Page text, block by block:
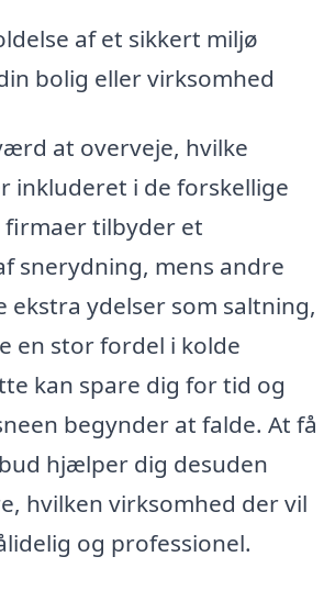
af et sikkert miljø
bolig eller virksomhed
at overveje, hvilke
inkluderet i de forskellige
tilbyder et
snerydning, mens andre
ekstra ydelser som saltning,
en stor fordel i kolde
kan spare dig for tid og
begynder at falde. At få
hjælper dig desuden
hvilken virksomhed der vil
og professionel.